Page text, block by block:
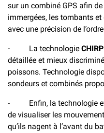
sur un combiné GPS afin
immergées, les tombants
avec une précision de
- La technologie CHIRP
détaillée et mieux
poissons. Technologie
sondeurs et combinés
- Enfin, la technologie
de visualiser les
qu’ils nagent à l’avant du